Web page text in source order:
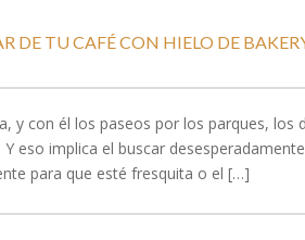
DE TU CAFÉ CON HIELO DE
y con él los paseos por los parques, los
eso implica el buscar
para que esté fresquita o el […]